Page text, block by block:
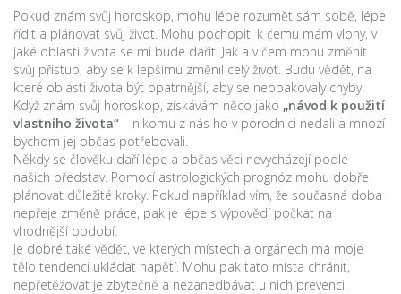
Pokud znám svůj horoskop, mohu lépe rozumět sám sobě, lépe
řídit a plánovat svůj život. Mohu pochopit, k čemu mám vlohy, v
jaké oblasti života se mi bude dařit. Jak a v čem mohu změnit
svůj přístup, aby se k lepšímu změnil celý život. Budu vědět, na
které oblasti života být opatrnější, aby se neopakovaly chyby.
Když znám svůj horoskop, získávám něco jako „návod k použití
vlastního života“ – nikomu z nás ho v porodnici nedali a mnozí
bychom jej občas potřebovali.
Někdy se člověku daří lépe a občas věci nevycházejí podle
našich představ. Pomocí astrologických prognóz mohu dobře
plánovat důležité kroky. Pokud například vím, že současná doba
nepřeje změně práce, pak je lépe s výpovědí počkat na
vhodnější období.
Je dobré také vědět, ve kterých místech a orgánech má moje
tělo tendenci ukládat napětí. Mohu pak tato místa chránit,
nepřetěžovat je zbytečně a nezanedbávat u nich prevenci.